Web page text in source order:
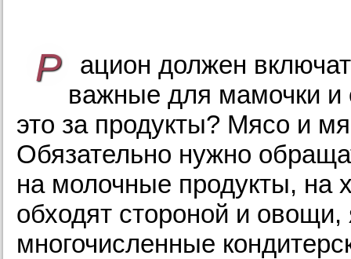
Р
ацион должен
важные для мамочки
это за продукты? Мясо и
Обязательно нужно
на молочные продукты, на
обходят стороной и
многочисленные